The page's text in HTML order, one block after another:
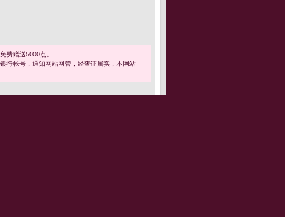
费赠送5000点。
行帐号，通知网站网管，经查证属实，本网站